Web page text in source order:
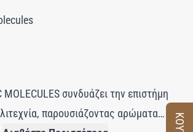
MOLECULES συνδυάζει την επιστήμη
παρουσιάζοντας αρώματα